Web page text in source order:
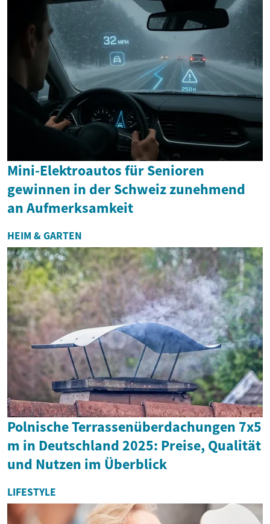
Mini-Elektroautos für Senioren
gewinnen in der Schweiz zunehmend
an Aufmerksamkeit
HEIM & GARTEN
Polnische Terrassenüberdachungen 7x5
m in Deutschland 2025: Preise, Qualität
und Nutzen im Überblick
LIFESTYLE